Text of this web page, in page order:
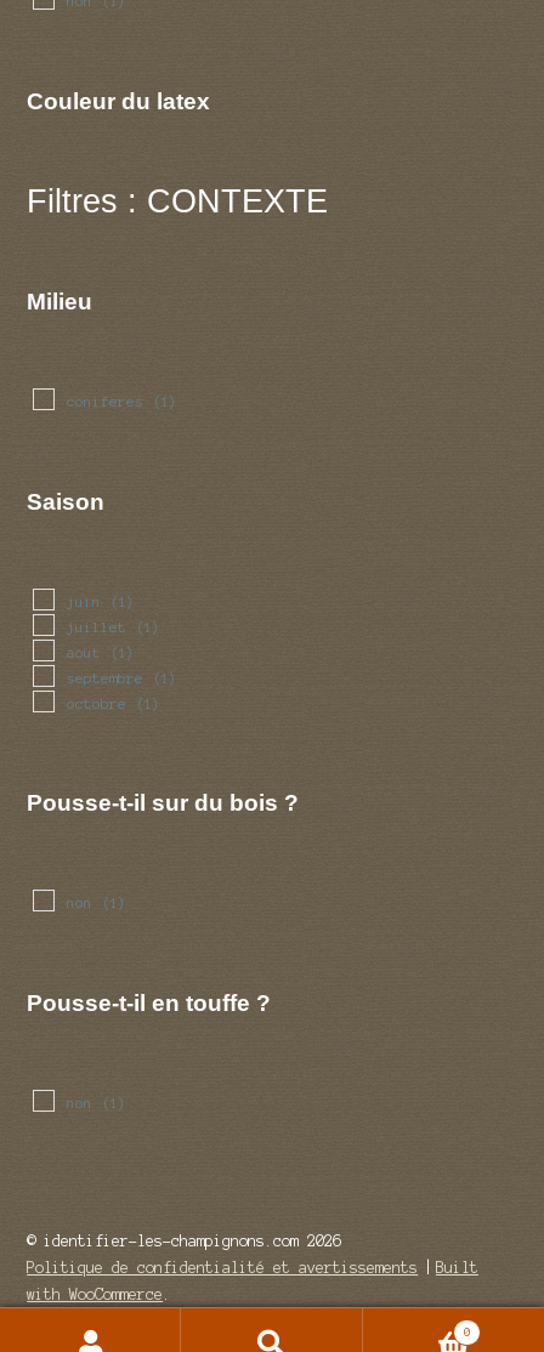
Couleur du latex
Filtres : CONTEXTE
Milieu
coniferes (1)
Saison
juin (1)
juillet (1)
aout (1)
septembre (1)
octobre (1)
Pousse-t-il sur du bois ?
non (1)
Pousse-t-il en touffe ?
non (1)
© identifier-les-champignons.com 2026
Politique de confidentialité et avertissements
Built
with WooCommerce
0